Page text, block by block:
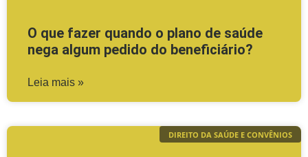
O que fazer quando o plano de saúde
nega algum pedido do beneficiário?
Leia mais »
DIREITO DA SAÚDE E CONVÊNIOS